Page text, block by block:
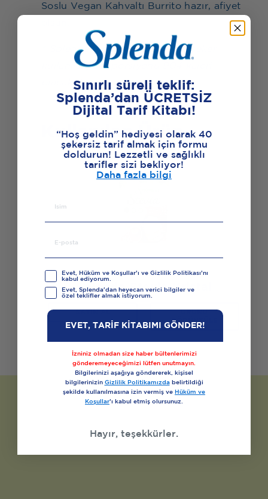
Soslu Vegan Kahvaltı Burrito hazır, afiyet
* Splenda Stevia Kristal yerine şeker
kullanılsaydı 1 porsiyonu 904 kalori
olacaktı!
Kullanılan Ürün
Splenda Stevia Kristal
GÖRÜNTÜLE
Sınırlı süreli teklif:
Splenda’dan ÜCRETSİZ
Dijital Tarif Kitabı!
“Hoş geldin” hediyesi olarak 40
şekersiz tarif almak için formu
doldurun! Lezzetli ve sağlıklı
tarifler sizi bekliyor!
Daha fazla bilgi
Evet, Hüküm ve Koşullar’ı ve Gizlilik Politikası’nı
kabul ediyorum.
Evet, Splenda'dan heyecan verici bilgiler ve
özel teklifler almak istiyorum.
EVET, TARİF KİTABIMI GÖNDER!
İzniniz olmadan size haber bültenlerimizi
gönderemeyeceğimizi lütfen unutmayın.
Bilgilerinizi aşağıya göndererek, kişisel
bilgilerinizin Gizlilik Politikamızdabelirtildiği
şekilde kullanılmasına izin vermiş ve Hüküm ve
Koşullar’ı kabul etmiş olursunuz.
Hayır, teşekkürler.